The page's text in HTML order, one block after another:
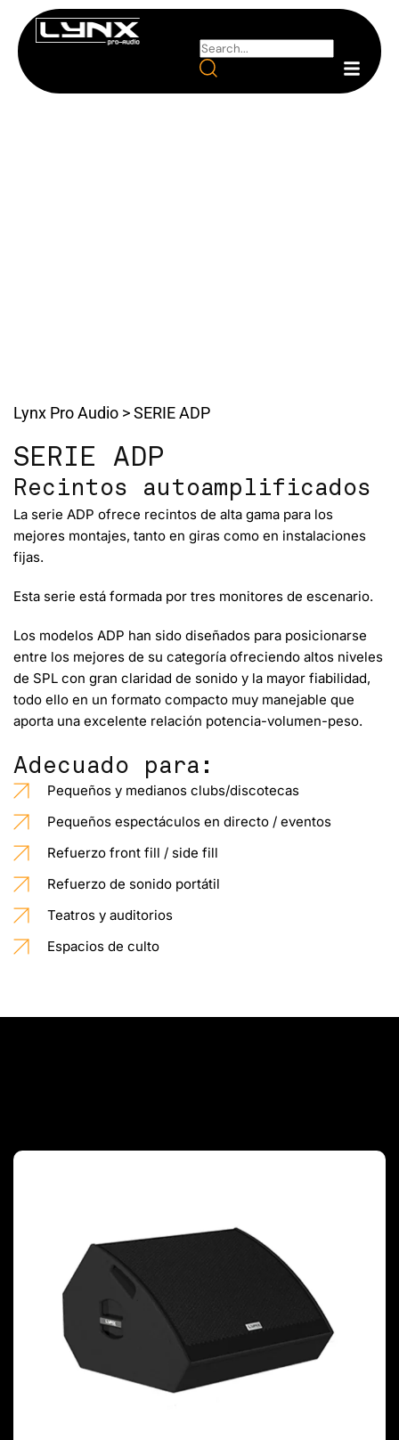
Lynx Pro Audio >SERIE ADP
SERIE ADP
Recintos autoamplificados
La serie ADP ofrece recintos de alta gama para los
mejores montajes, tanto en giras como en instalaciones
fijas.
Esta serie está formada por tres monitores de escenario.
Los modelos ADP han sido diseñados para posicionarse
entre los mejores de su categoría ofreciendo altos niveles
de SPL con gran claridad de sonido y la mayor fiabilidad,
todo ello en un formato compacto muy manejable que
aporta una excelente relación potencia-volumen-peso.
Adecuado para:
Pequeños y medianos clubs/discotecas
Pequeños espectáculos en directo / eventos
Refuerzo front fill / side fill
Refuerzo de sonido portátil
Teatros y auditorios
Espacios de culto